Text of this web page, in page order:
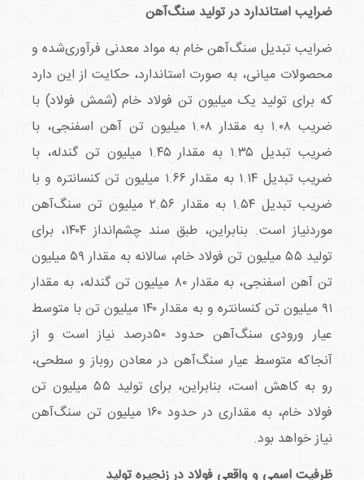
ضرایب استاندارد در تولید سنگ‌آهن
ضرایب تبدیل سنگ‌آهن خام به مواد معدنی فرآوری‌شده و
محصولات میانی، به صورت استاندارد، حکایت از این دارد
که برای تولید یک میلیون تن فولاد خام (شمش فولاد) با
ضریب ۱.۰۸ به مقدار ۱.۰۸ میلیون تن آهن اسفنجی، با
ضریب تبدیل ۱.۳۵ به مقدار ۱.۴۵ میلیون تن گندله، با
ضریب تبدیل ۱.۱۴ به مقدار ۱.۶۶ میلیون تن کنسانتره و با
ضریب تبدیل ۱.۵۴ به مقدار ۲.۵۶ میلیون تن سنگ‌آهن
موردنیاز است. بنابراین، طبق سند چشم‌انداز ۱۴۰۴، برای
تولید ۵۵ میلیون تن فولاد خام، سالانه به مقدار ۵۹ میلیون
تن آهن اسفنجی، به مقدار ۸۰ میلیون تن گندله، به مقدار
۹۱ میلیون تن کنسانتره و به مقدار ۱۴۰ میلیون تن با متوسط
عیار ورودی سنگ‌آهن حدود ۵۰درصد نیاز است و از
آنجاکه متوسط عیار سنگ‌آهن در معادن روباز و سطحی،
رو به کاهش است، بنابراین، برای تولید ۵۵ میلیون تن
فولاد خام، به مقداری در حدود ۱۶۰ میلیون تن سنگ‌آهن
نیاز خواهد بود.
ظرفیت اسمی و واقعی فولاد در زنجیره تولید